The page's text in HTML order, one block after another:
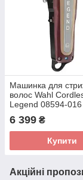
Машинка для
волос Wahl
Legend 08594-016
6 399 ₴
Купити
Акційні